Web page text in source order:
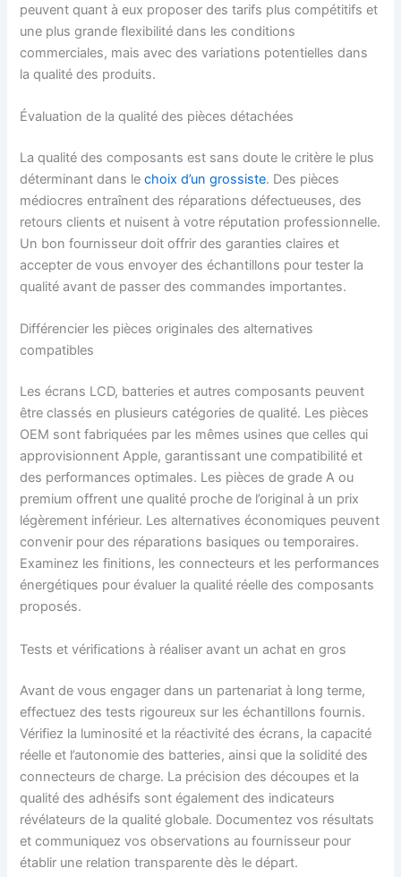
peuvent quant à eux proposer des tarifs plus compétitifs et
une plus grande flexibilité dans les conditions
commerciales, mais avec des variations potentielles dans
la qualité des produits.
Évaluation de la qualité des pièces détachées
La qualité des composants est sans doute le critère le plus
déterminant dans lechoix d’un grossiste. Des pièces
médiocres entraînent des réparations défectueuses, des
retours clients et nuisent à votre réputation professionnelle.
Un bon fournisseur doit offrir des garanties claires et
accepter de vous envoyer des échantillons pour tester la
qualité avant de passer des commandes importantes.
Différencier les pièces originales des alternatives
compatibles
Les écrans LCD, batteries et autres composants peuvent
être classés en plusieurs catégories de qualité. Les pièces
OEM sont fabriquées par les mêmes usines que celles qui
approvisionnent Apple, garantissant une compatibilité et
des performances optimales. Les pièces de grade A ou
premium offrent une qualité proche de l’original à un prix
légèrement inférieur. Les alternatives économiques peuvent
convenir pour des réparations basiques ou temporaires.
Examinez les finitions, les connecteurs et les performances
énergétiques pour évaluer la qualité réelle des composants
proposés.
Tests et vérifications à réaliser avant un achat en gros
Avant de vous engager dans un partenariat à long terme,
effectuez des tests rigoureux sur les échantillons fournis.
Vérifiez la luminosité et la réactivité des écrans, la capacité
réelle et l’autonomie des batteries, ainsi que la solidité des
connecteurs de charge. La précision des découpes et la
qualité des adhésifs sont également des indicateurs
révélateurs de la qualité globale. Documentez vos résultats
et communiquez vos observations au fournisseur pour
établir une relation transparente dès le départ.